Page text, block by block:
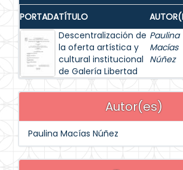
PORTADATÍTULO
Descentralización de
la oferta artística y
cultural institucional
de Galería Libertad
Paulina
Macías
Núñez
Autor(es)
Paulina Macías Núñez